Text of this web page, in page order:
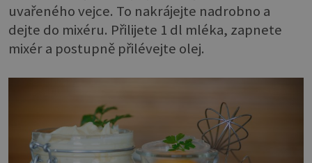
uvařeného vejce. To nakrájejte nadrobno a
dejte do mixéru. Přilijete 1 dl mléka, zapnete
mixér a postupně přilévejte olej.